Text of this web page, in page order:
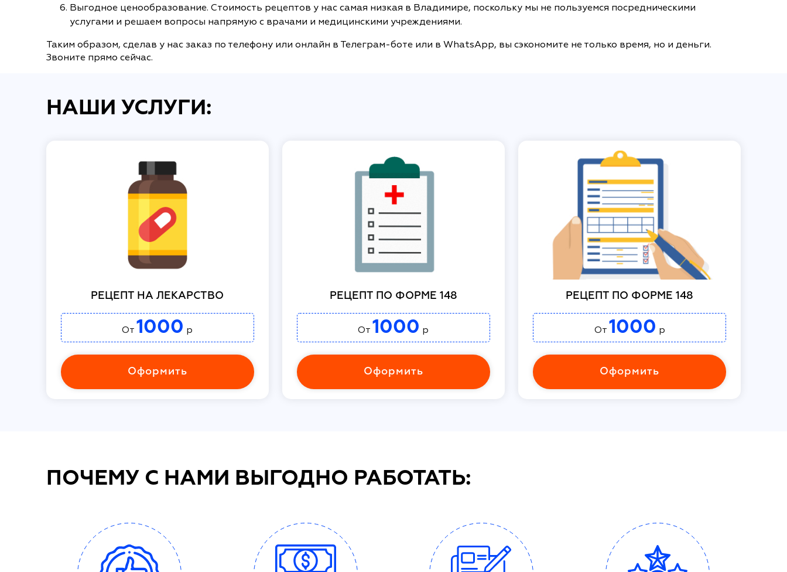
Выгодное ценообразование. Стоимость рецептов у нас самая низкая в Владимире, поскольку мы не пользуемся посредническими
услугами и решаем вопросы напрямую с врачами и медицинскими учреждениями.
Таким образом, сделав у нас заказ по телефону или онлайн в Телеграм-боте или в WhatsApp, вы сэкономите не только время, но и деньги.
Звоните прямо сейчас.
НАШИ УСЛУГИ:
РЕЦЕПТ НА ЛЕКАРСТВО
От 1000 р
Оформить
РЕЦЕПТ ПО ФОРМЕ 148
От 1000 р
Оформить
РЕЦЕПТ ПО ФОРМЕ 148
От 1000 р
Оформить
ПОЧЕМУ С НАМИ ВЫГОДНО РАБОТАТЬ: